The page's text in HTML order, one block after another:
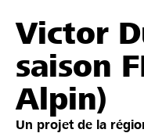
Soutien &
Partenaires /
Victor
saison
Alpin)
Un projet de la